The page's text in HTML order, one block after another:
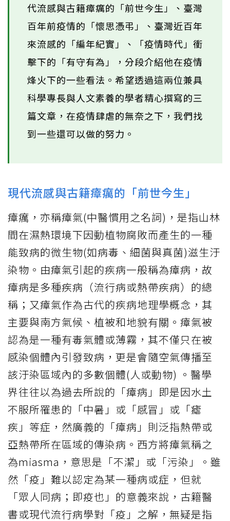
代流感與古籍瘴癘的「前世今生」、臺灣
百年前疫情的「懷思憑弔」、臺灣近百年
來流感的「編年紀實」、「疫情時代」衝
擊下的「有守有為」，分段介紹他在疫情
烽火下的一些看法。希望透過這兩位兼具
科學專長與人文素養的學者精心撰寫的三
篇文章，在疫情肆虐的無奈之下，我們找
到一些還可以做的努力。
現代流感與古籍瘴癘的「前世今生」
瘴癘，亦稱瘴氣(中醫慣用之名詞)，是指山林
間在濕熱環境下因動植物腐敗而產生的一種
能致病的微生物(如病毒、細菌與真菌)滋生汙
染物。由瘴氣引起的疾病一般稱為瘴病，故
瘴病是多種疾病（流行病或熱帶疾病）的總
稱；又瘴氣作為古代的疾病地理學概念，其
主要與南方氣候、植被和地貌有關。瘴氣被
認為是一種有毒氣體或薄霧，其不僅只在被
感染個體內引發致病，更是會隨空氣傳播至
該汙染區域內的多數個體(人或動物) 。醫學
界往往以為過去所說的「瘴病」即是因水土
不服所罹患的「中暑」或「感冒」或「瘧
疾」等症，然廣義的「瘴病」則泛指熱帶或
亞熱帶所在區域的傳染病。西方將瘴氣稱之
為miasma，意思是「不潔」或「污染」。雖
然「疫」難以認定為某一種病或症，但就
「眾人同病；即疫也」的意義來說，古籍醫
書或現代流行病學對「疫」之解，無疑是指